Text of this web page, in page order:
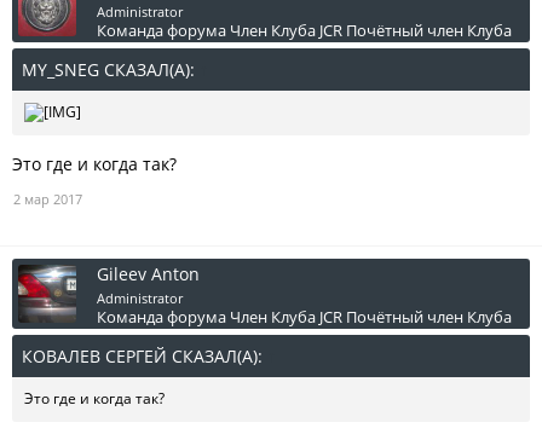
Administrator
Команда форума Член Клуба JCR Почётный член Клуба
MY_SNEG СКАЗАЛ(А):
Это где и когда так?
2 мар 2017
Gileev Anton
Administrator
Команда форума Член Клуба JCR Почётный член Клуба
КОВАЛЕВ СЕРГЕЙ СКАЗАЛ(А):
Это где и когда так?